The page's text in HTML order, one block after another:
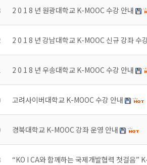
2 0 1 8 년 원광대학교 K-MOOC 수강 안내
2 0 1 8 년 강남대학교 K-MOOC 신규 강좌 수
2 0 1 8 년 우송대학교 K-MOOC 수강 안내
고려사이버대학교 K-MOOC 수강 안내
경북대학교 K-MOOC 강좌 운영 안내
“KO I CA와 함께하는 국제개발협력 첫걸음”